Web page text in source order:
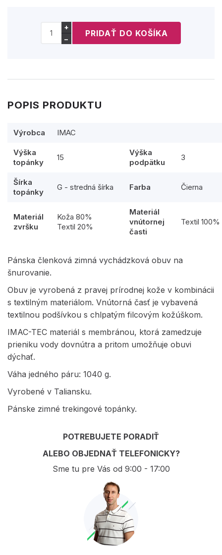
+
−
POPIS PRODUKTU
Výrobca IMAC
Výška
topánky
15
Výška
podpätku
3
Šírka
topánky
G - stredná šírka Farba Čierna
Materiál
zvršku
Koža 80%
Textil 20%
Materiál
vnútornej
časti
Textil 100%
Pánska členková zimná vychádzková obuv na
šnurovanie.
Obuv je vyrobená z pravej prírodnej kože v kombinácii
s textilným materiálom. Vnútorná časť je vybavená
textilnou podšívkou s chlpatým filcovým kožúškom.
IMAC-TEC materiál s membránou, ktorá zamedzuje
prieniku vody dovnútra a pritom umožňuje obuvi
dýchať.
Váha jedného páru: 1040 g.
Vyrobené v Taliansku.
Pánske zimné trekingové topánky.
POTREBUJETE PORADIŤ
ALEBO OBJEDNAŤ TELEFONICKY?
Sme tu pre Vás od 9:00 - 17:00